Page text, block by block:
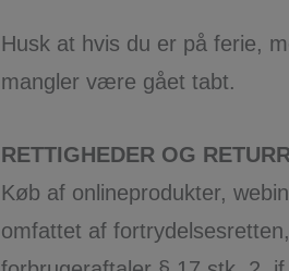
Husk at hvis du er på ferie,
mangler være gået tabt.
RETTIGHEDER OG
Køb af onlineprodukter,
omfattet af